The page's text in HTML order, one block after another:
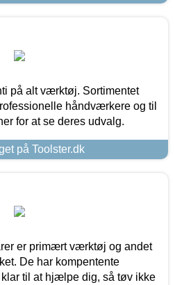
på alt værktøj. Sortimentet
håndværkere og til
for at se deres udvalg.
på Toolster.dk
er primært værktøj og andet
De har kompentente
til at hjælpe dig, så tøv ikke